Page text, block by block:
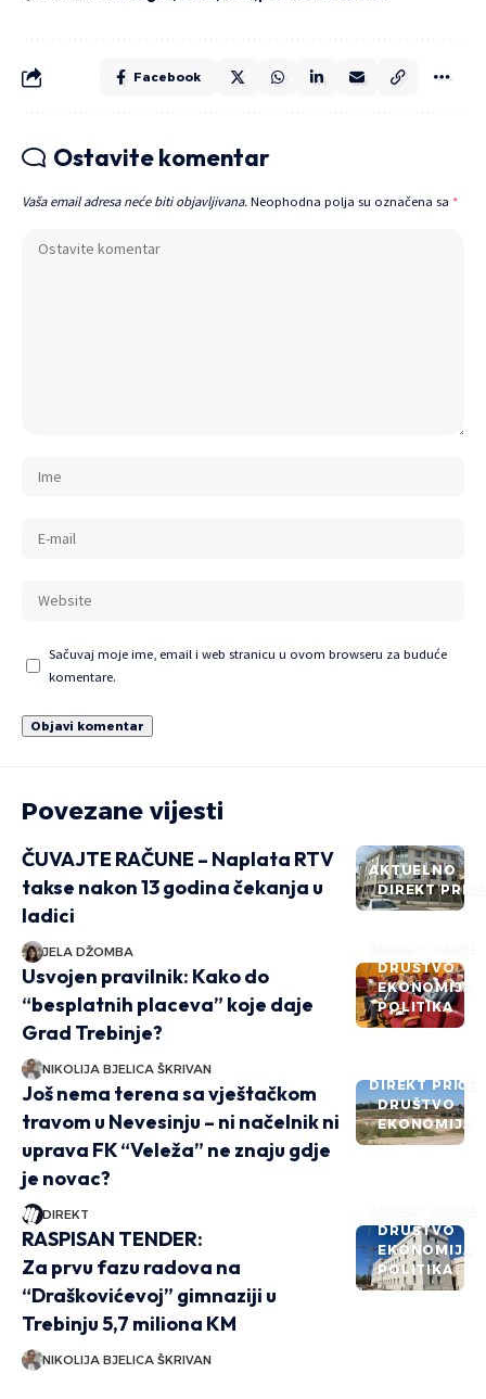
Facebook
Ostavite komentar
Vaša email adresa neće biti objavljivana. Neophodna polja su označena sa *
Sačuvaj moje ime, email i web stranicu u ovom browseru za buduće
komentare.
Povezane vijesti
AKTUELNO
DIREKT PRIČE
ČUVAJTE RAČUNE – Naplata RTV
takse nakon 13 godina čekanja u
ladici
JELA DŽOMBA
DRUŠTVO
EKONOMIJA
POLITIKA
Usvojen pravilnik: Kako do
“besplatnih placeva” koje daje
Grad Trebinje?
NIKOLIJA BJELICA ŠKRIVAN
DIREKT PRIČE
DRUŠTVO
EKONOMIJA
Još nema terena sa vještačkom
travom u Nevesinju – ni načelnik ni
uprava FK “Veleža” ne znaju gdje
je novac?
DIREKT
DRUŠTVO
EKONOMIJA
POLITIKA
RASPISAN TENDER:
Za prvu fazu radova na
“Draškovićevoj” gimnaziji u
Trebinju 5,7 miliona KM
NIKOLIJA BJELICA ŠKRIVAN